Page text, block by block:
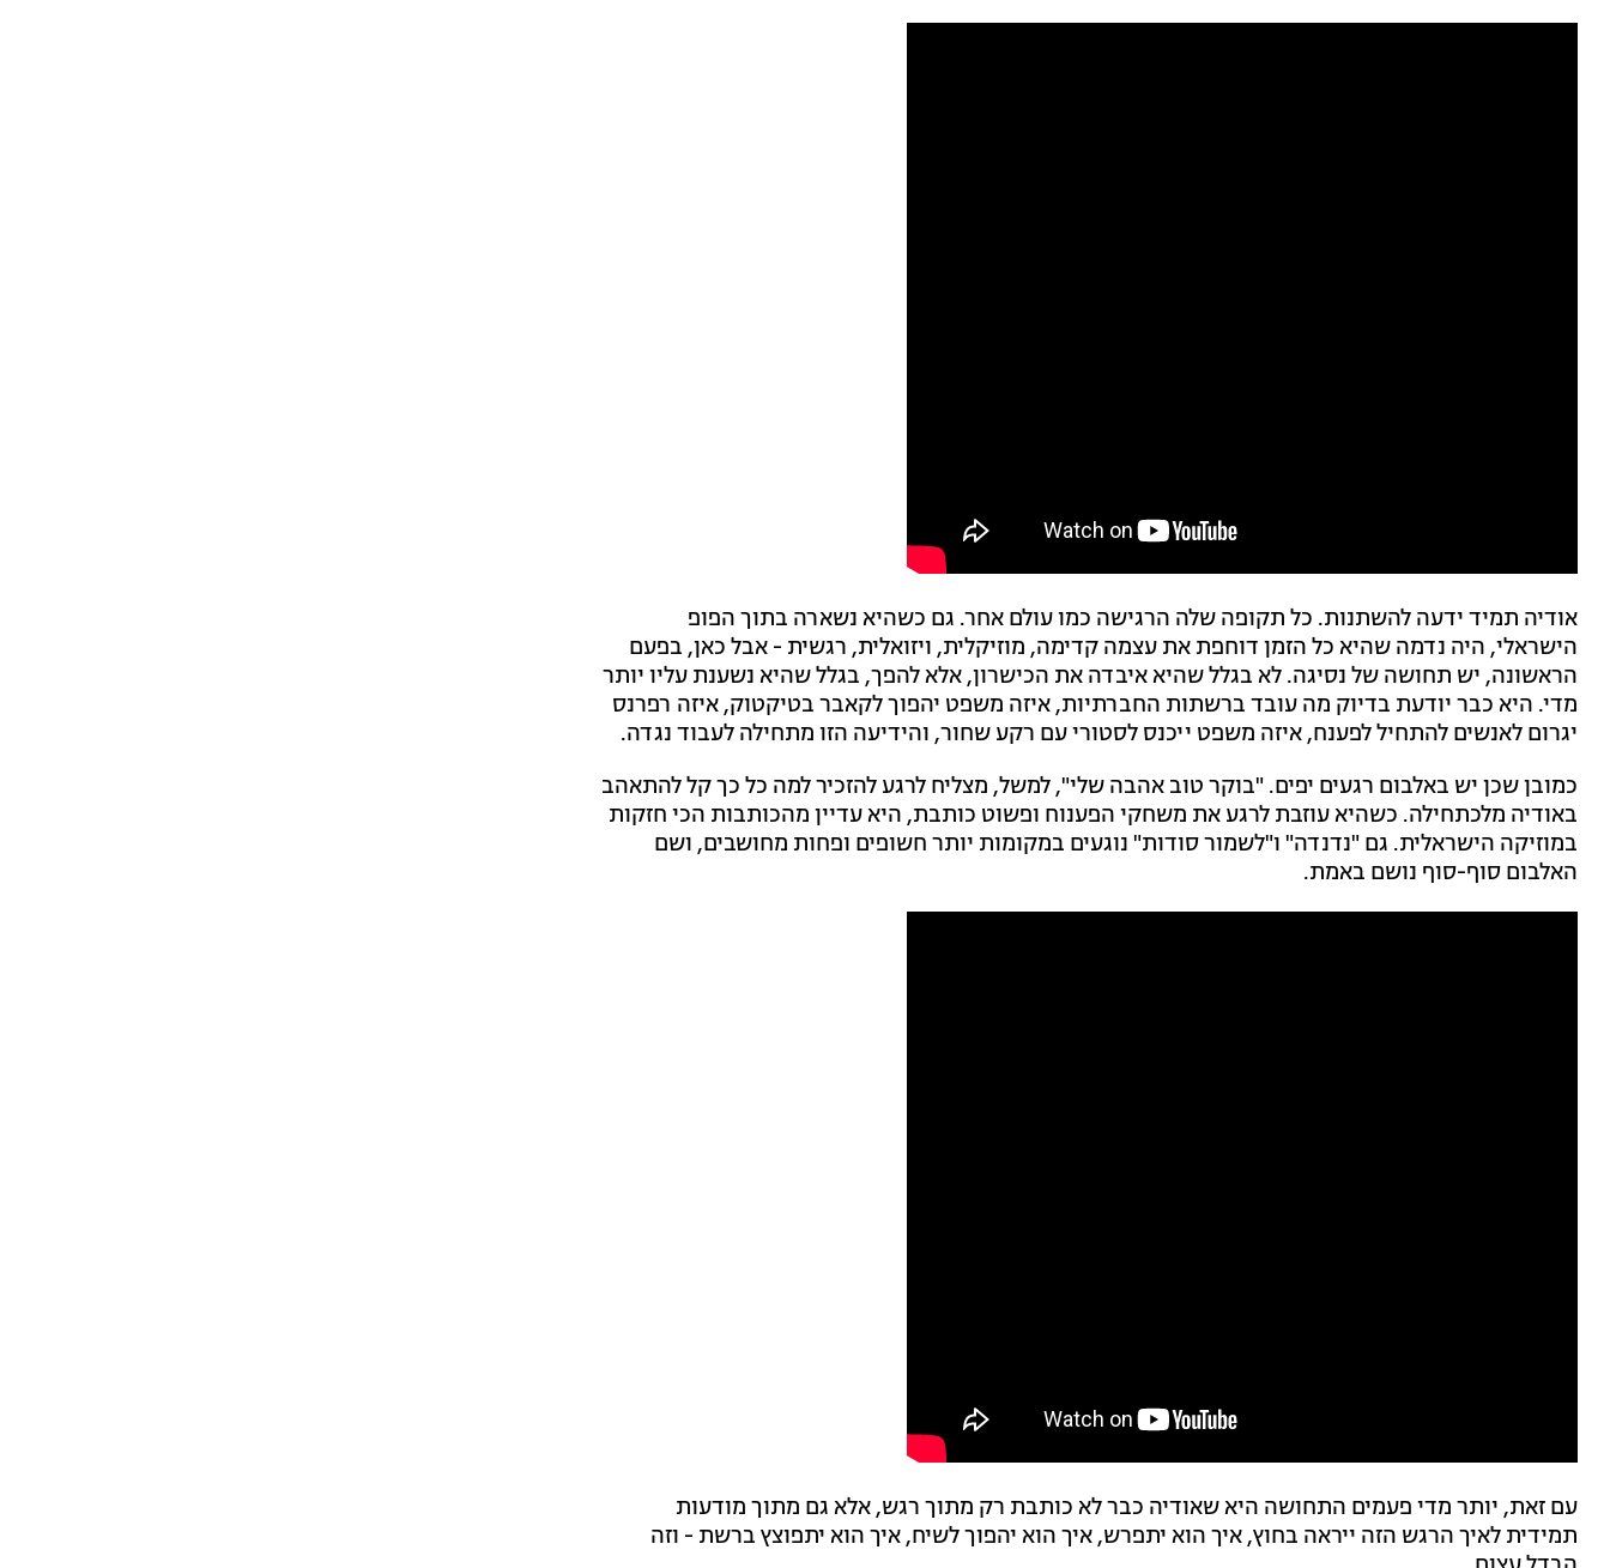
אודיה תמיד ידעה להשתנות. כל תקופה שלה הרגישה כמו עולם אחר. גם כשהיא נשארה בתוך הפופ
הישראלי, היה נדמה שהיא כל הזמן דוחפת את עצמה קדימה, מוזיקלית, ויזואלית, רגשית - אבל כאן, בפעם
הראשונה, יש תחושה של נסיגה. לא בגלל שהיא איבדה את הכישרון, אלא להפך, בגלל שהיא נשענת עליו יותר
מדי. היא כבר יודעת בדיוק מה עובד ברשתות החברתיות, איזה משפט יהפוך לקאבר בטיקטוק, איזה רפרנס
יגרום לאנשים להתחיל לפענח, איזה משפט ייכנס לסטורי עם רקע שחור, והידיעה הזו מתחילה לעבוד נגדה.
כמובן שכן יש באלבום רגעים יפים. "בוקר טוב אהבה שלי", למשל, מצליח לרגע להזכיר למה כל כך קל להתאהב
באודיה מלכתחילה. כשהיא עוזבת לרגע את משחקי הפענוח ופשוט כותבת, היא עדיין מהכותבות הכי חזקות
במוזיקה הישראלית. גם "נדנדה" ו"לשמור סודות" נוגעים במקומות יותר חשופים ופחות מחושבים, ושם
האלבום סוף-סוף נושם באמת.
עם זאת, יותר מדי פעמים התחושה היא שאודיה כבר לא כותבת רק מתוך רגש, אלא גם מתוך מודעות
תמידית לאיך הרגש הזה ייראה בחוץ, איך הוא יתפרש, איך הוא יהפוך לשיח, איך הוא יתפוצץ ברשת - וזה